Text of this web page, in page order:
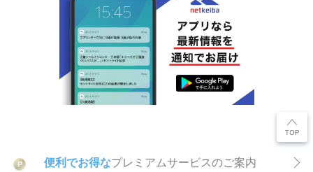
P 便利でお得なプレミアムサービスのご案内